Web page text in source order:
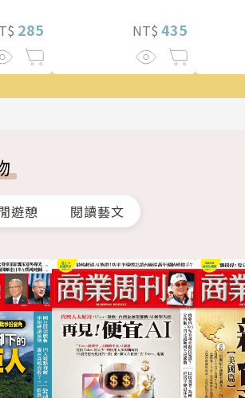
285
列重磅新作！
NT$ 435
遊憩 閱讀藝文